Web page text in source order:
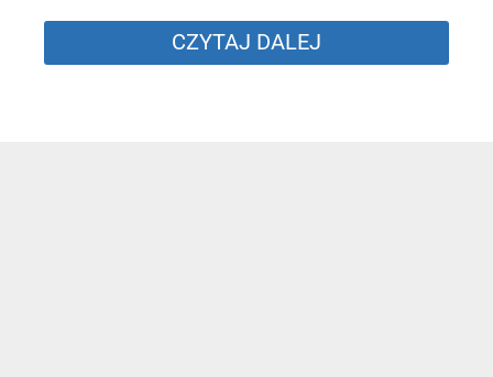
CZYTAJ DALEJ